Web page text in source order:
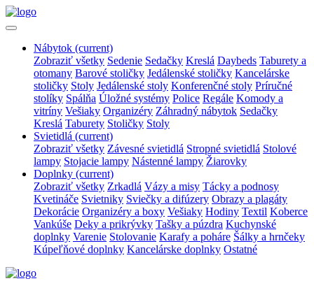
Nábytok (current)
Zobraziť všetky Sedenie Sedačky Kreslá Daybeds Taburety a
otomany Barové stoličky Jedálenské stoličky Kancelárske
stoličky Stoly Jedálenské stoly Konferenčné stoly Príručné
stolíky Spálňa Úložné systémy Police Regále Komody a
vitríny Vešiaky Organizéry Záhradný nábytok Sedačky
Kreslá Taburety Stoličky Stoly
Svietidlá (current)
Zobraziť všetky Závesné svietidlá Stropné svietidlá Stolové
lampy Stojacie lampy Nástenné lampy Žiarovky
Doplnky (current)
Zobraziť všetky Zrkadlá Vázy a misy Tácky a podnosy
Kvetináče Svietniky Sviečky a difúzery Obrazy a plagáty
Dekorácie Organizéry a boxy Vešiaky Hodiny Textil Koberce
Vankúše Deky a prikrývky Tašky a púzdra Kuchynské
doplnky Varenie Stolovanie Karafy a poháre Šálky a hrnčeky
Kúpeľňové doplnky Kancelárske doplnky Ostatné